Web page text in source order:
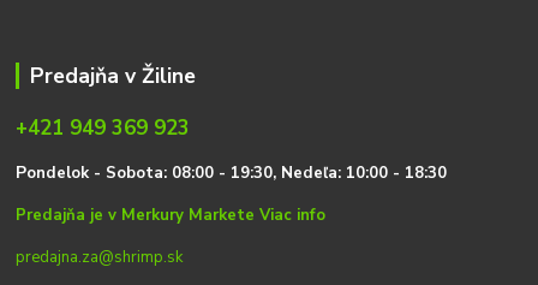
Predajňa v Žiline
+421 949 369 923
Pondelok - Sobota: 08:00 - 19:30, Nedeľa: 10:00 - 18:30
Predajňa je v Merkury MarketeViac info
predajna.za@shrimp.sk